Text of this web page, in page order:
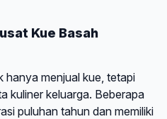
Kue Basah
hanya menjual kue, tetapi
kuliner keluarga. Beberapa
puluhan tahun dan memiliki